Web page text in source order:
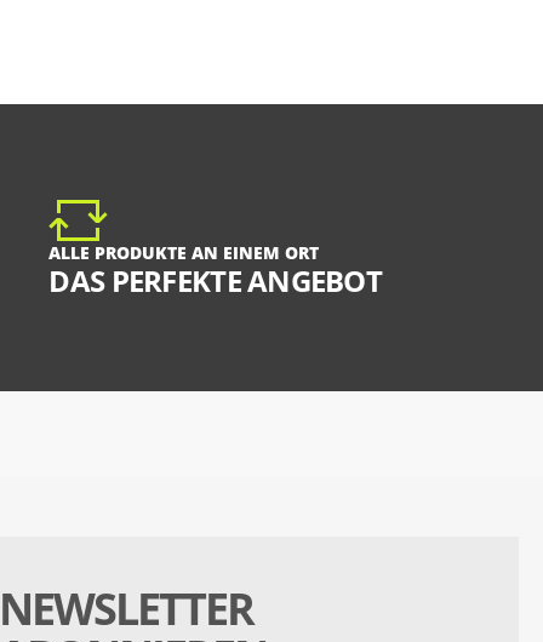
ALLE PRODUKTE AN EINEM ORT
DAS PERFEKTE ANGEBOT
NEWSLETTER